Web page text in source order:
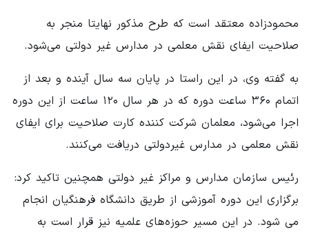
محمودزاده معتقد است که طرح مذکور نهایتا منجر به
صلاحیت ایفای نقش معلمی در مدارس غیر دولتی می‌شود.
به گفته وی، در این راستا در پایان سه سال آینده و بعد از
اتمام ۳۶۰ ساعت دوره که در هر سال ۱۲۰ ساعت از این دوره
اجرا می‌شود، معلمان شرکت کننده کارت صلاحیت برای ایفای
نقش معلمی در مدارس غیردولتی دریافت می‌کنند.
رئیس سازمان مدارس و مراکز غیر دولتی همچنین تاکید کرد:
برگزاری این دوره آموزشی از طریق دانشگاه فرهنگیان انجام
می‌ شود. در این مسیر حوزه‌های علمیه نیز قرار است به